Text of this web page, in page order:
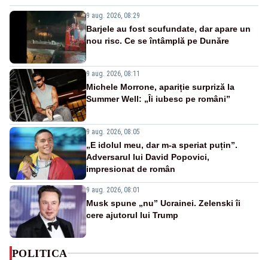
9 aug. 2026, 08:29
Barjele au fost scufundate, dar apare un
nou risc. Ce se întâmplă pe Dunăre
9 aug. 2026, 08:11
Michele Morrone, apariție surpriză la
Summer Well: „Îi iubesc pe români”
9 aug. 2026, 08:05
„E idolul meu, dar m-a speriat puțin”.
Adversarul lui David Popovici,
impresionat de român
9 aug. 2026, 08:01
Musk spune „nu” Ucrainei. Zelenski îi
cere ajutorul lui Trump
POLITICA